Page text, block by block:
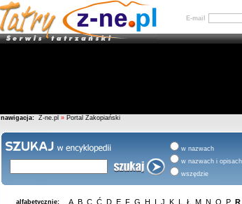
E-mail
nawigacja: Z-ne.pl » Portal Zakopiański
w nazwach
w nazwach i opisach
wszędzie
alfabetycznie: A B C Ć D E F G H I J K L Ł M N O P R